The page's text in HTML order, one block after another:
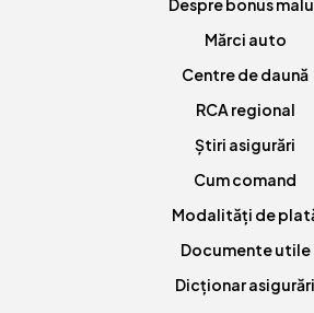
Despre bonus
Mărci auto
Centre de daună
RCA regional
Știri asigurări
Cum comand
Modalități de
Documente utile
Dicționar asigurări